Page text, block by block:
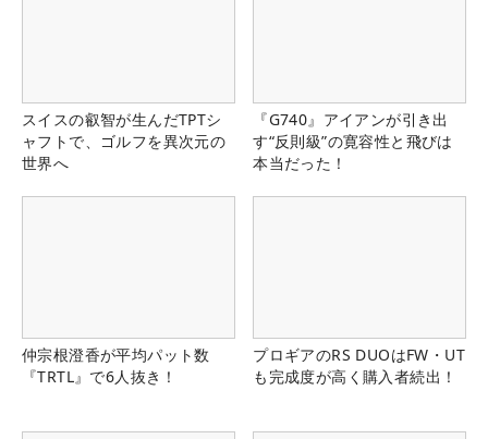
スイスの叡智が生んだTPTシ
ャフトで、ゴルフを異次元の
世界へ
『G740』アイアンが引き出
す“反則級”の寛容性と飛びは
本当だった！
仲宗根澄香が平均パット数
『TRTL』で6人抜き！
プロギアのRS DUOはFW・UT
も完成度が高く購入者続出！